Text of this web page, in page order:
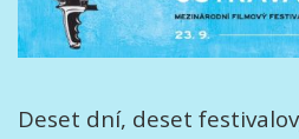
Deset dní, deset